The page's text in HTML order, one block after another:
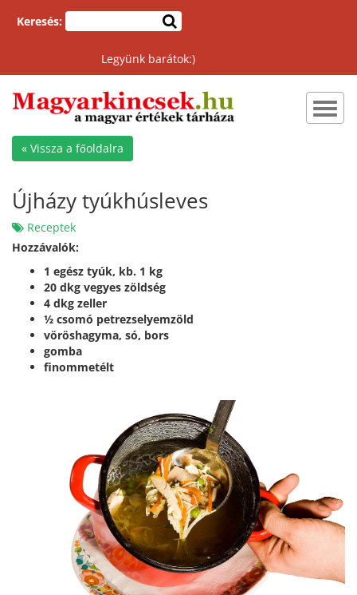
Keresés:
Legyünk barátok:)
« Vissza a főoldalra
Újházy tyúkhúsleves
Receptek
Hozzávalók:
1 egész tyúk, kb. 1 kg
20 dkg vegyes zöldség
4 dkg zeller
½ csomó petrezselyemzöld
vöröshagyma, só, bors
gomba
finommetélt